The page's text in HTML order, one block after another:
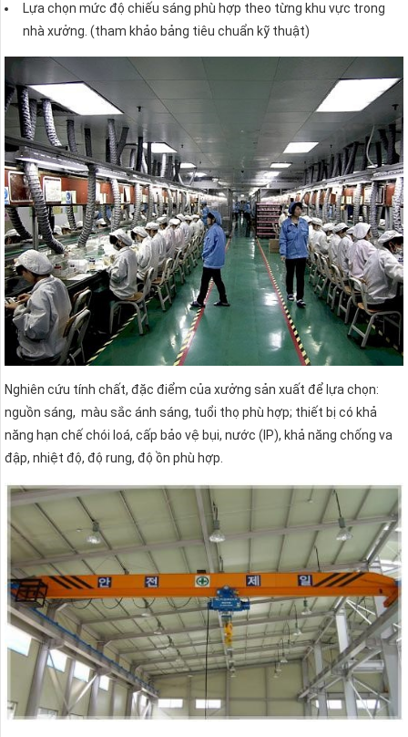
Lựa chọn mức độ chiếu sáng phù hợp theo từng khu vực trong
nhà xưởng. (tham khảo bảng tiêu chuẩn kỹ thuật)
Nghiên cứu tính chất, đặc điểm của xưởng sản xuất để lựa chọn:
nguồn sáng, màu sắc ánh sáng, tuổi thọ phù hợp; thiết bị có khả
năng hạn chế chói loá, cấp bảo vệ bụi, nước (IP), khả năng chống va
đập, nhiệt độ, độ rung, độ ồn phù hợp.